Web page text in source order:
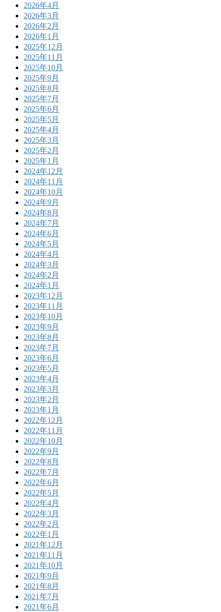
2026年4月
2026年3月
2026年2月
2026年1月
2025年12月
2025年11月
2025年10月
2025年9月
2025年8月
2025年7月
2025年6月
2025年5月
2025年4月
2025年3月
2025年2月
2025年1月
2024年12月
2024年11月
2024年10月
2024年9月
2024年8月
2024年7月
2024年6月
2024年5月
2024年4月
2024年3月
2024年2月
2024年1月
2023年12月
2023年11月
2023年10月
2023年9月
2023年8月
2023年7月
2023年6月
2023年5月
2023年4月
2023年3月
2023年2月
2023年1月
2022年12月
2022年11月
2022年10月
2022年9月
2022年8月
2022年7月
2022年6月
2022年5月
2022年4月
2022年3月
2022年2月
2022年1月
2021年12月
2021年11月
2021年10月
2021年9月
2021年8月
2021年7月
2021年6月